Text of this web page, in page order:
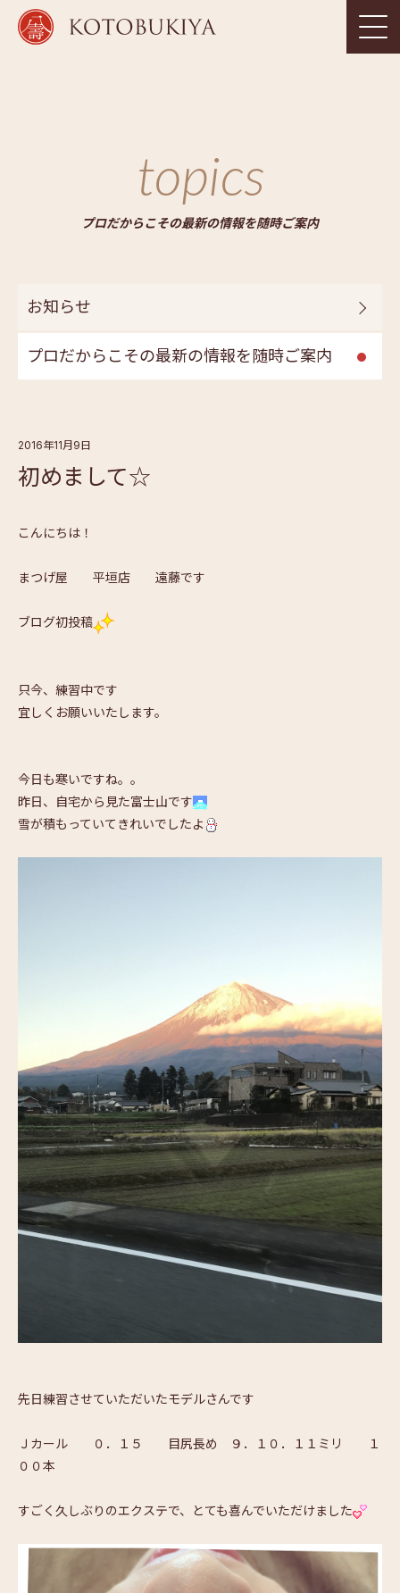
topics
プロだからこその最新の情報を随時ご案内
お知らせ
プロだからこその最新の情報を随時ご案内
2016年11月9日
初めまして☆
こんにちは！
まつげ屋 平垣店 遠藤です
ブログ初投稿
只今、練習中です
宜しくお願いいたします。
今日も寒いですね。。
昨日、自宅から見た富士山です
雪が積もっていてきれいでしたよ
先日練習させていただいたモデルさんです
Ｊカール ０．１５ 目尻長め ９．１０．１１ミリ １
００本
すごく久しぶりのエクステで、とても喜んでいただけました